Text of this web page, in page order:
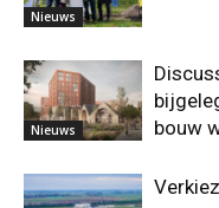
Nieuws
Nieuws
bouw